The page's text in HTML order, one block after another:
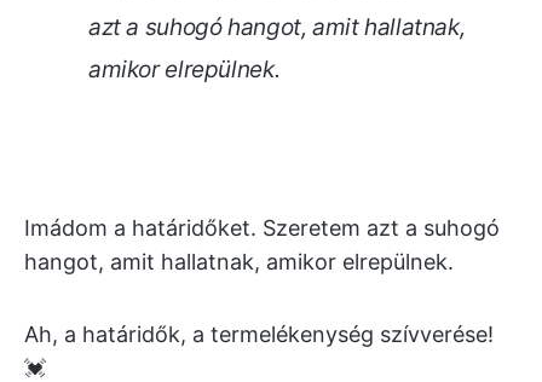
azt a suhogó hangot, amit hallatnak,
amikor elrepülnek.
Imádom a határidőket. Szeretem azt a suhogó
hangot, amit hallatnak, amikor elrepülnek.
Ah, a határidők, a termelékenység szívverése!
💓